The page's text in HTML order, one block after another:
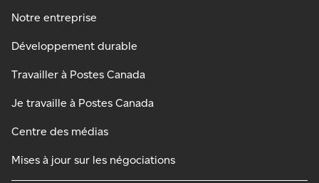
Notre entreprise
Développement durable
Travailler à Postes Canada
Je travaille à Postes Canada
Centre des médias
Mises à jour sur les négociations